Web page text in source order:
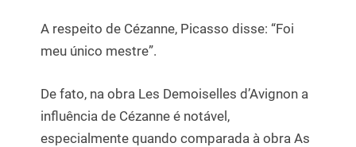
A respeito de Cézanne, Picasso disse: “Foi
meu único mestre”.
De fato, na obra Les Demoiselles d’Avignon a
influência de Cézanne é notável,
especialmente quando comparada à obra As